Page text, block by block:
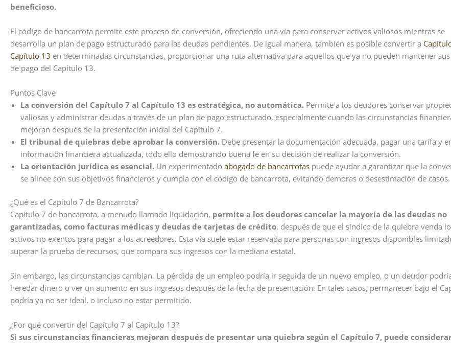
beneficioso.
El código de bancarrota permite este proceso de conversión, ofreciendo una vía para conservar activos valiosos mientras se
desarrolla un plan de pago estructurado para las deudas pendientes. De igual manera, también es posible convertir a
Capítulo 13 en determinadas circunstancias, proporcionar una ruta alternativa para aquellos que ya no pueden mantener
de pago del Capítulo 13.
Puntos Clave
La conversión del Capítulo 7 al Capítulo 13 es estratégica, no automática. Permite a los deudores conservar
valiosas y administrar deudas a través de un plan de pago estructurado, especialmente cuando las circunstancias
mejoran después de la presentación inicial del Capítulo 7.
El tribunal de quiebras debe aprobar la conversión. Debe presentar la documentación adecuada, pagar una tarifa y
información financiera actualizada, todo ello demostrando buena fe en su decisión de realizar la conversión.
La orientación jurídica es esencial. Un experimentado abogado de bancarrotas puede ayudar a garantizar que la
se alinee con sus objetivos financieros y cumpla con el código de bancarrota, evitando demoras o desestimación de casos.
¿Qué es el Capítulo 7 de Bancarrota?
Capítulo 7 de bancarrota, a menudo llamado liquidación, permite a los deudores cancelar la mayoría de las deudas no
garantizadas, como facturas médicas y deudas de tarjetas de crédito, después de que el síndico de la quiebra venda
activos no exentos para pagar a los acreedores. Esta vía suele estar reservada para personas con ingresos disponibles
superan la prueba de recursos, que compara sus ingresos con la mediana estatal.
Sin embargo, las circunstancias cambian. La pérdida de un empleo podría ir seguida de un nuevo empleo, o un deudor
heredar dinero o ver un aumento en sus ingresos después de la fecha de presentación. En tales casos, permanecer bajo el
podría ya no ser ideal, o incluso no estar permitido.
¿Por qué convertir del Capítulo 7 al Capítulo 13?
Si sus circunstancias financieras mejoran después de presentar una quiebra según el Capítulo 7, puede